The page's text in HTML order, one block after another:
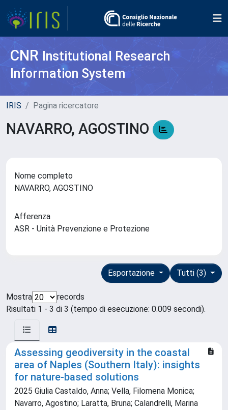
CNR Institutional Research
Information System
IRIS Pagina ricercatore
NAVARRO, AGOSTINO
Nome completo
NAVARRO, AGOSTINO
Afferenza
ASR - Unità Prevenzione e Protezione
Tutti (3)
Esportazione
Mostra
records
Risultati 1 - 3 di 3 (tempo di esecuzione: 0.009 secondi).
Assessing geodiversity in the coastal
area of Naples (Southern Italy): insights
for nature-based solutions
2025 Giulia Castaldo, Anna; Vella, Filomena Monica;
Navarro, Agostino; Laratta, Bruna; Calandrelli, Marina